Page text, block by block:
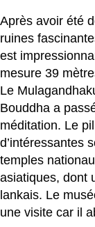
Après avoir été
ruines
est
mesure 39
Le
Bouddha a
méditation. Le
d’intéressantes
temples
asiatiques, dont
lankais. Le
une visite car il